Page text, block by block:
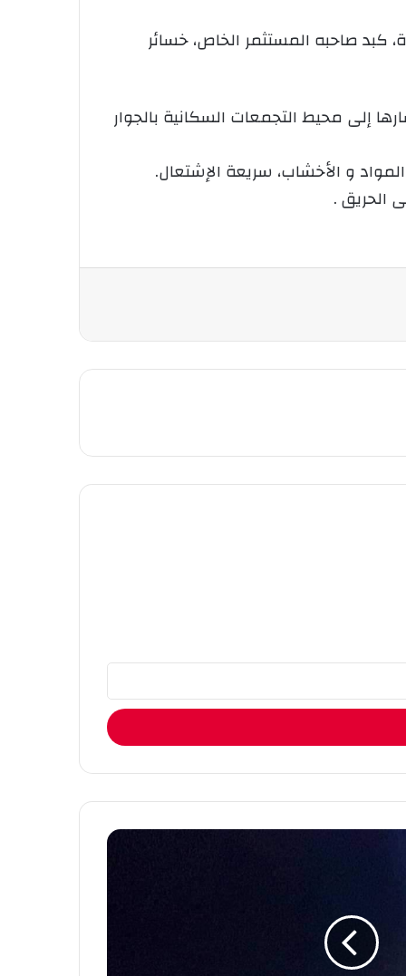
كبد صاحبه المستثمر الخاص، خسائر
إلى محيط التجمعات السكانية بالجوار
الحريق .